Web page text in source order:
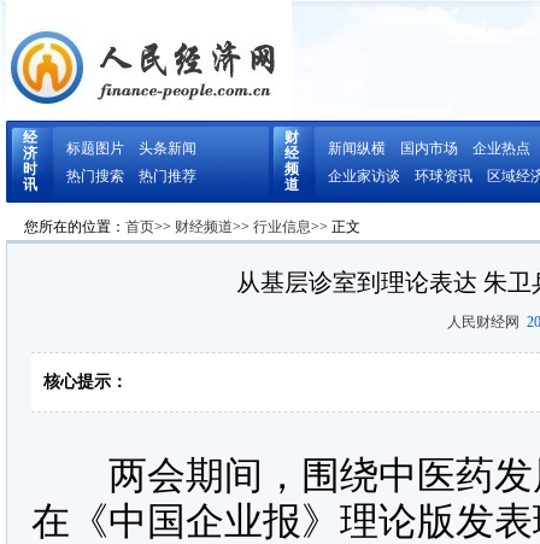
经
济
时
讯
标题图片
头条新闻
热门搜索
热门推荐
财
经
频
道
新闻纵横 国内市场
企业热点
企业家访谈
环球资讯 区域经
您所在的位置： 首页>> 财经频道>> 行业信息>> 正文
从基层诊室到理论表达 朱
人民财经网
核心提示：
两会期间，围绕中医药发
在《中国企业报》理论版发